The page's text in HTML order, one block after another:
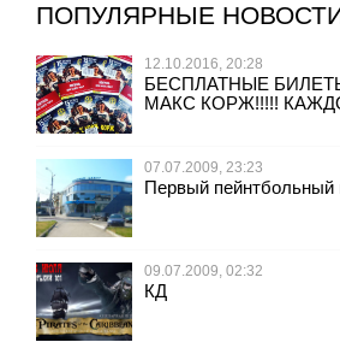
ПОПУЛЯРНЫЕ
12.10.2016, 20:28
БЕСПЛАТНЫЕ
МАКС КОРЖ!!!!!
07.07.2009, 23:23
Первый пейнтбольный
09.07.2009, 02:32
КД